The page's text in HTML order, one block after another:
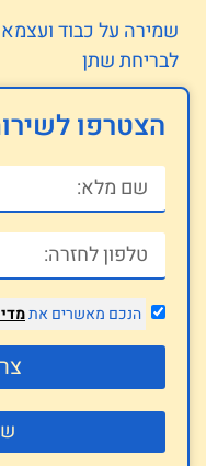
שמירה על כבוד
לבריחת שתן
הצטרפו
הנכם מאשרים את